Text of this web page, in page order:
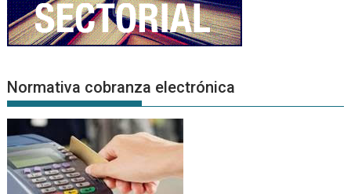
Normativa cobranza electrónica